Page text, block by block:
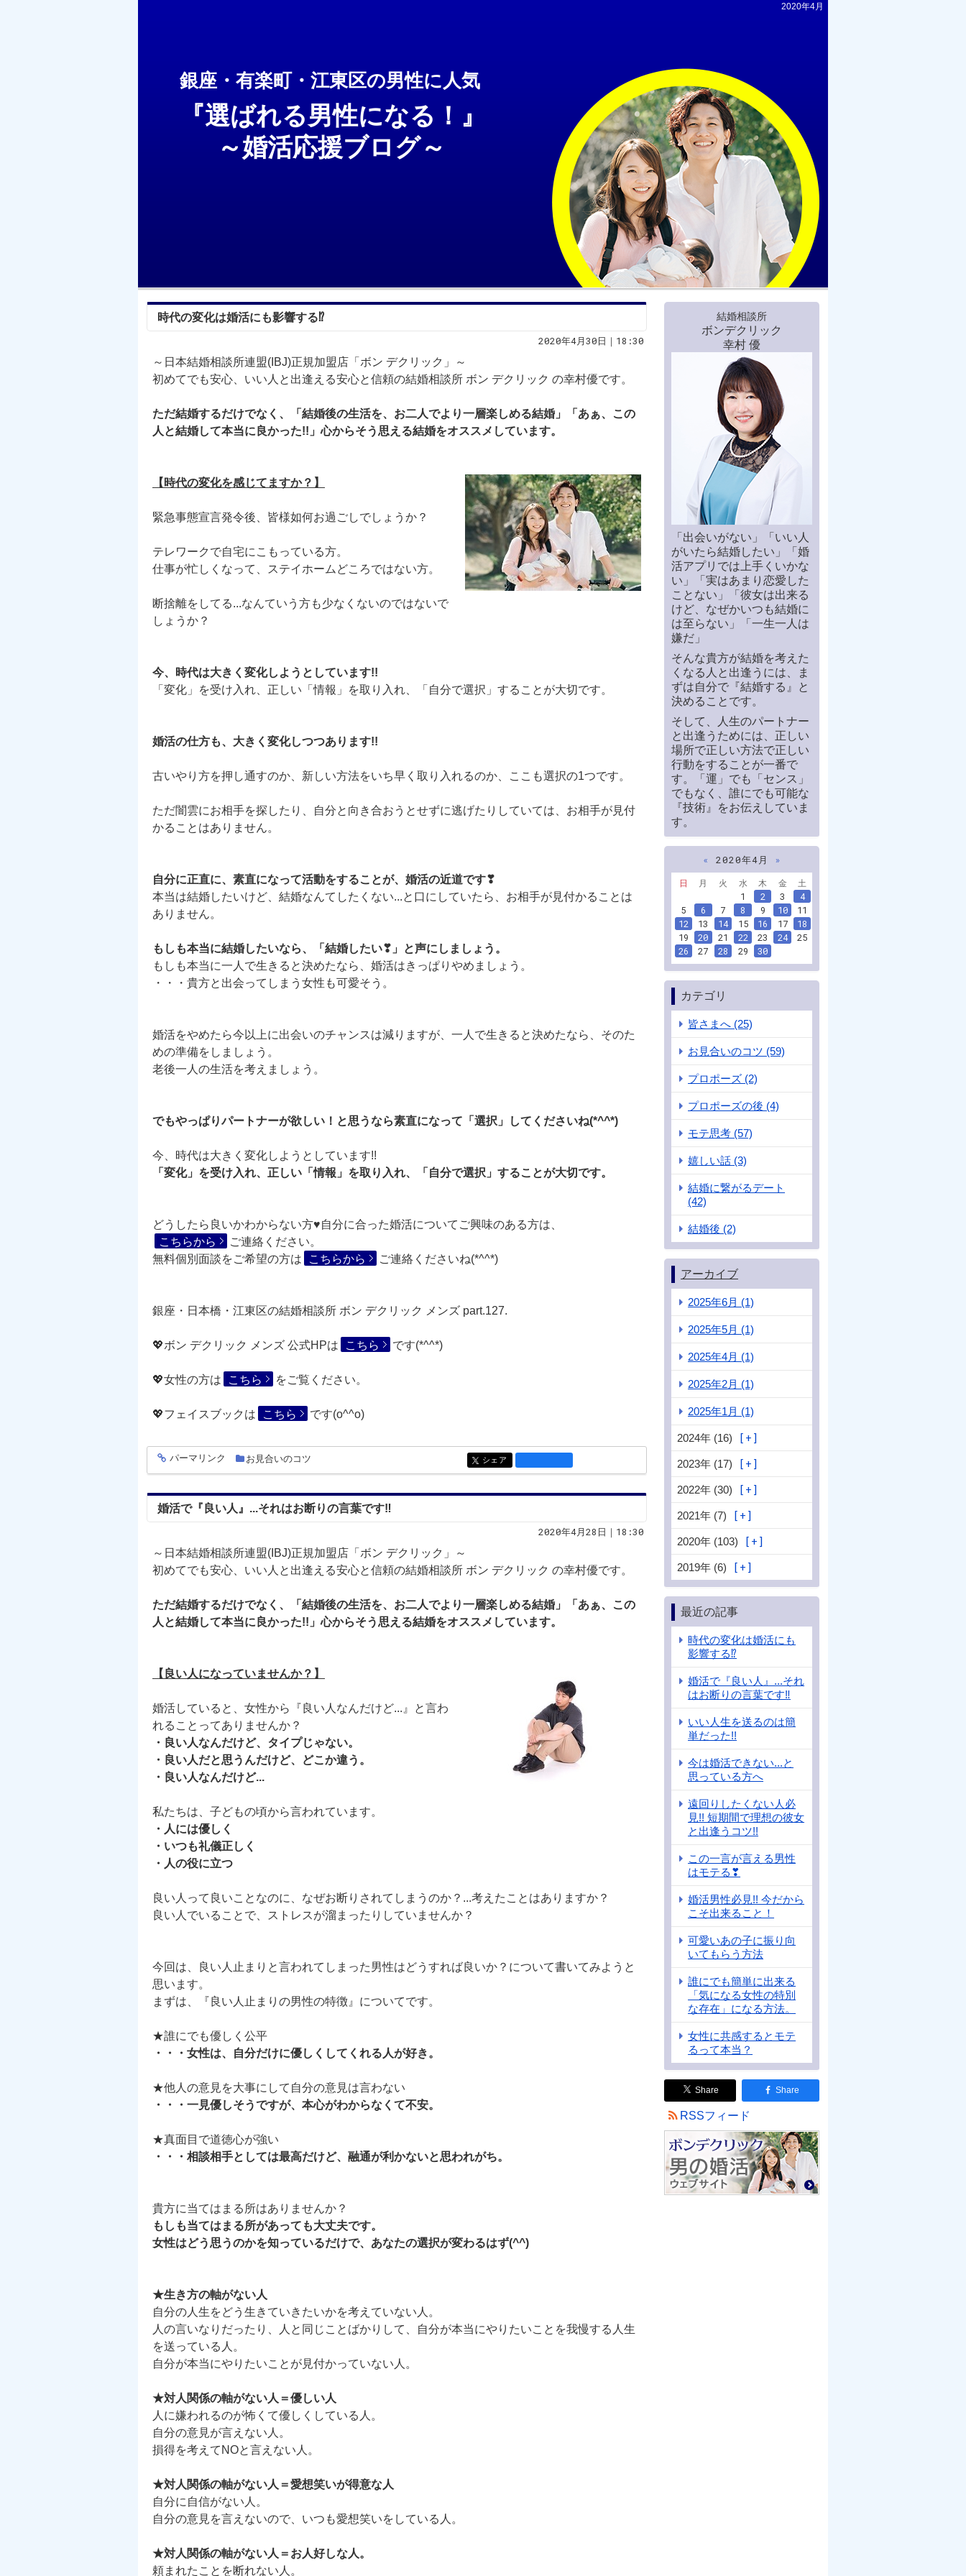
2020年4月
銀座・有楽町・江東区の男性に人気
『選ばれる男性になる！』
～婚活応援ブログ～
時代の変化は婚活にも影響する⁉
2020年4月30日｜18:30
～日本結婚相談所連盟(IBJ)正規加盟店「ボン デクリック」～
初めてでも安心、いい人と出逢える安心と信頼の結婚相談所 ボン デクリック の幸村優です。
ただ結婚するだけでなく、「結婚後の生活を、お二人でより一層楽しめる結婚」「あぁ、この
人と結婚して本当に良かった!!」心からそう思える結婚をオススメしています。
【時代の変化を感じてますか？】
緊急事態宣言発令後、皆様如何お過ごしでしょうか？
テレワークで自宅にこもっている方。
仕事が忙しくなって、ステイホームどころではない方。
断捨離をしてる...なんていう方も少なくないのではないで
しょうか？
今、時代は大きく変化しようとしています!!
「変化」を受け入れ、正しい「情報」を取り入れ、「自分で選択」することが大切です。
婚活の仕方も、大きく変化しつつあります!!
古いやり方を押し通すのか、新しい方法をいち早く取り入れるのか、ここも選択の1つです。
ただ闇雲にお相手を探したり、自分と向き合おうとせずに逃げたりしていては、お相手が見付
かることはありません。
自分に正直に、素直になって活動をすることが、婚活の近道です❣
本当は結婚したいけど、結婚なんてしたくない...と口にしていたら、お相手が見付かることは
ありません。
もしも本当に結婚したいなら、「結婚したい❣」と声にしましょう。
もしも本当に一人で生きると決めたなら、婚活はきっぱりやめましょう。
・・・貴方と出会ってしまう女性も可愛そう。
婚活をやめたら今以上に出会いのチャンスは減りますが、一人で生きると決めたなら、そのた
めの準備をしましょう。
老後一人の生活を考えましょう。
でもやっぱりパートナーが欲しい！と思うなら素直になって「選択」してくださいね(*^^*)
今、時代は大きく変化しようとしています!!
「変化」を受け入れ、正しい「情報」を取り入れ、「自分で選択」することが大切です。
どうしたら良いかわからない方♥自分に合った婚活についてご興味のある方は、
こちらから
ご連絡ください。
無料個別面談をご希望の方は
こちらから ご連絡くださいね(*^^*)
銀座・日本橋・江東区の結婚相談所 ボン デクリック メンズ part.127.
💖ボン デクリック メンズ 公式HPは こちら です(*^^*)
💖女性の方は こちら をご覧ください。
💖フェイスブックは こちら です(o^^o)
entry1473
パーマリンク お見合いのコツ entry1473
シェア
婚活で『良い人』...それはお断りの言葉です‼
2020年4月28日｜18:30
～日本結婚相談所連盟(IBJ)正規加盟店「ボン デクリック」～
初めてでも安心、いい人と出逢える安心と信頼の結婚相談所 ボン デクリック の幸村優です。
ただ結婚するだけでなく、「結婚後の生活を、お二人でより一層楽しめる結婚」「あぁ、この
人と結婚して本当に良かった!!」心からそう思える結婚をオススメしています。
【良い人になっていませんか？】
婚活していると、女性から『良い人なんだけど...』と言わ
れることってありませんか？
・良い人なんだけど、タイプじゃない。
・良い人だと思うんだけど、どこか違う。
・良い人なんだけど...
私たちは、子どもの頃から言われています。
・人には優しく
・いつも礼儀正しく
・人の役に立つ
良い人って良いことなのに、なぜお断りされてしまうのか？...考えたことはありますか？
良い人でいることで、ストレスが溜まったりしていませんか？
今回は、良い人止まりと言われてしまった男性はどうすれば良いか？について書いてみようと
思います。
まずは、『良い人止まりの男性の特徴』についてです。
★誰にでも優しく公平
・・・女性は、自分だけに優しくしてくれる人が好き。
★他人の意見を大事にして自分の意見は言わない
・・・一見優しそうですが、本心がわからなくて不安。
★真面目で道徳心が強い
・・・相談相手としては最高だけど、融通が利かないと思われがち。
貴方に当てはまる所はありませんか？
もしも当てはまる所があっても大丈夫です。
女性はどう思うのかを知っているだけで、あなたの選択が変わるはず(^^)
★生き方の軸がない人
自分の人生をどう生きていきたいかを考えていない人。
人の言いなりだったり、人と同じことばかりして、自分が本当にやりたいことを我慢する人生
を送っている人。
自分が本当にやりたいことが見付かっていない人。
★対人関係の軸がない人＝優しい人
人に嫌われるのが怖くて優しくしている人。
自分の意見が言えない人。
損得を考えてNOと言えない人。
★対人関係の軸がない人＝愛想笑いが得意な人
自分に自信がない人。
自分の意見を言えないので、いつも愛想笑いをしている人。
★対人関係の軸がない人＝お人好しな人。
頼まれたことを断れない人。
結婚相談所
ボンデクリック
幸村 優
「出会いがない」「いい人
がいたら結婚したい」「婚
活アプリでは上手くいかな
い」「実はあまり恋愛した
ことない」「彼女は出来る
けど、なぜかいつも結婚に
は至らない」「一生一人は
嫌だ」
そんな貴方が結婚を考えた
くなる人と出逢うには、ま
ずは自分で『結婚する』と
決めることです。
そして、人生のパートナー
と出逢うためには、正しい
場所で正しい方法で正しい
行動をすることが一番で
す。「運」でも「センス」
でもなく、誰にでも可能な
『技術』をお伝えしていま
す。
« 2020年4月
»
日
月 火 水 木 金
土
1
2 3
4
5
6 7 8 9 10
11
12
13 14 15 16 17
18
19
20 21 22 23 24
25
26
27 28 29 30
カテゴリ
皆さまへ (25)
お見合いのコツ (59)
プロポーズ (2)
プロポーズの後 (4)
モテ思考 (57)
嬉しい話 (3)
結婚に繋がるデート
(42)
結婚後 (2)
アーカイブ
2025年6月 (1)
2025年5月 (1)
2025年4月 (1)
2025年2月 (1)
2025年1月 (1)
2024年 (16)
2023年 (17)
2022年 (30)
2021年 (7)
2020年 (103)
2019年 (6)
最近の記事
時代の変化は婚活にも
影響する⁉
婚活で『良い人』...それ
はお断りの言葉です‼
いい人生を送るのは簡
単だった!!
今は婚活できない...と
思っている方へ
遠回りしたくない人必
見!! 短期間で理想の彼女
と出逢うコツ!!
この一言が言える男性
はモテる❣
婚活男性必見!! 今だから
こそ出来ること！
可愛いあの子に振り向
いてもらう方法
誰にでも簡単に出来る
「気になる女性の特別
な存在」になる方法。
女性に共感するとモテ
るって本当？
Share Share
RSSフィード